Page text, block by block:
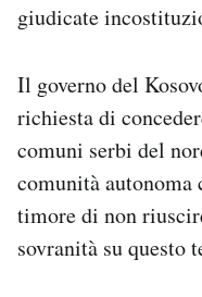
giudicate
Il governo del
richiesta di
comuni serbi del
comunità autonoma
timore di non
sovranità su questo